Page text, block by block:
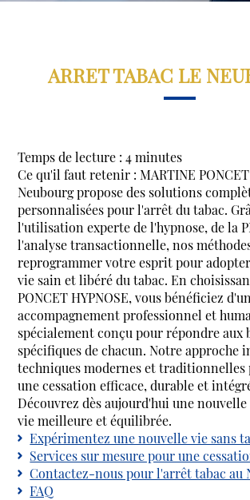
ARRET TABAC LE
Temps de lecture : 4 minutes
Ce qu'il faut retenir : MARTINE PONCET
Neubourg propose des solutions
personnalisées pour l'arrêt du tabac.
l'utilisation experte de l'hypnose, de la
l'analyse transactionnelle, nos
reprogrammer votre esprit pour
vie sain et libéré du tabac. En
PONCET HYPNOSE, vous bénéficiez d'un
accompagnement professionnel et
spécialement conçu pour répondre aux
spécifiques de chacun. Notre approche
techniques modernes et
une cessation efficace, durable et
Découvrez dès aujourd'hui une
vie meilleure et équilibrée.
Expérimentez une nouvelle vie sans
Services sur mesure pour une
Contactez-nous pour l'arrêt tabac au
FAQ